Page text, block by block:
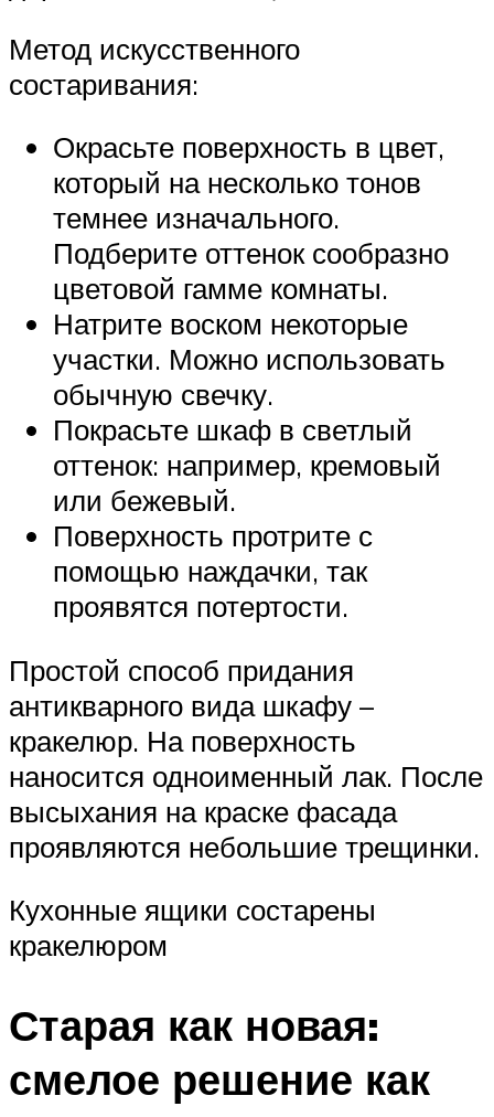
Метод искусственного
состаривания:
Окрасьте поверхность в цвет,
который на несколько тонов
темнее изначального.
Подберите оттенок сообразно
цветовой гамме комнаты.
Натрите воском некоторые
участки. Можно использовать
обычную свечку.
Покрасьте шкаф в светлый
оттенок: например, кремовый
или бежевый.
Поверхность протрите с
помощью наждачки, так
проявятся потертости.
Простой способ придания
антикварного вида шкафу –
кракелюр. На поверхность
наносится одноименный лак. После
высыхания на краске фасада
проявляются небольшие трещинки.
Кухонные ящики состарены
кракелюром
Старая как новая:
смелое решение как